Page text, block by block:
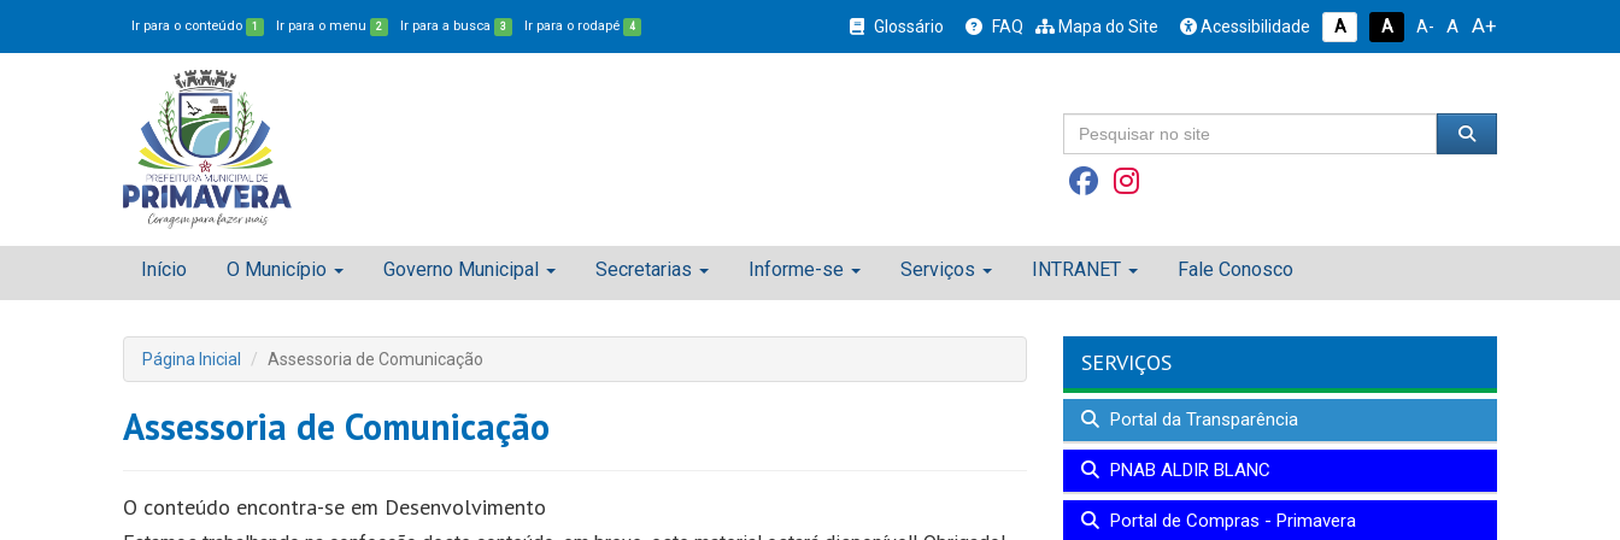
Ir para o conteúdo 1 Ir para o menu 2 Ir para a busca 3 Ir para o rodapé 4 Glossário FAQ Mapa do Site Acessibilidade A A A- A A+
Início O Município Governo Municipal Secretarias Informe-se Serviços INTRANET Fale Conosco
Página Inicial Assessoria de Comunicação
Assessoria de Comunicação
O conteúdo encontra-se em Desenvolvimento
SERVIÇOS
Portal da Transparência
PNAB ALDIR BLANC
Portal de Compras - Primavera